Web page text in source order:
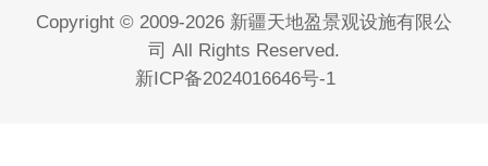
Copyright © 2009-2026 新疆天地盈景观设施有限公
司 All Rights Reserved.
新ICP备2024016646号-1